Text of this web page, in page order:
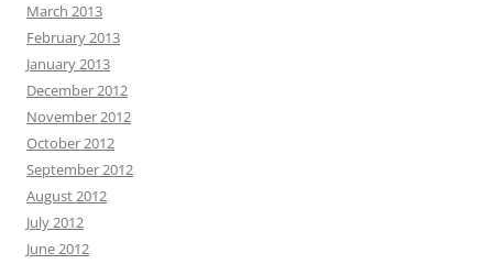
March 2013
February 2013
January 2013
December 2012
November 2012
October 2012
September 2012
August 2012
July 2012
June 2012